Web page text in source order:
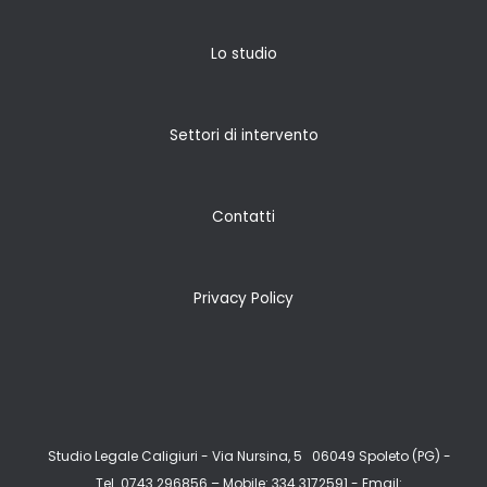
Lo studio
Settori di intervento
Contatti
Privacy Policy
Studio Legale Caligiuri - Via Nursina, 5 06049 Spoleto (PG) -